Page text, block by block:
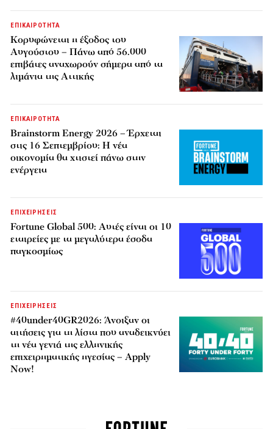
ΕΠΙΚΑΙΡΟΤΗΤΑ
Κορυφώνεται η έξοδος του
Αυγούστου – Πάνω από 56.000
επιβάτες αναχωρούν σήμερα από τα
λιμάνια της Αττικής
ΕΠΙΚΑΙΡΟΤΗΤΑ
Brainstorm Energy 2026 – Έρχεται
στις 16 Σεπτεμβρίου: Η νέα
οικονομία θα χτιστεί πάνω στην
ενέργεια
ΕΠΙΧΕΙΡΗΣΕΙΣ
Fortune Global 500: Αυτές είναι οι 10
εταιρείες με τα μεγαλύτερα έσοδα
παγκοσμίως
ΕΠΙΧΕΙΡΗΣΕΙΣ
#40under40GR2026: Άνοιξαν οι
αιτήσεις για τη λίστα που αναδεικνύει
τη νέα γενιά της ελληνικής
επιχειρηματικής ηγεσίας – Apply
Now!